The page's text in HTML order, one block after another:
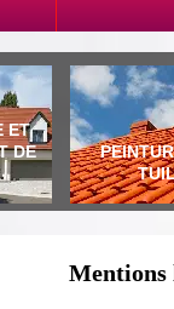
ET
DE
Mentions